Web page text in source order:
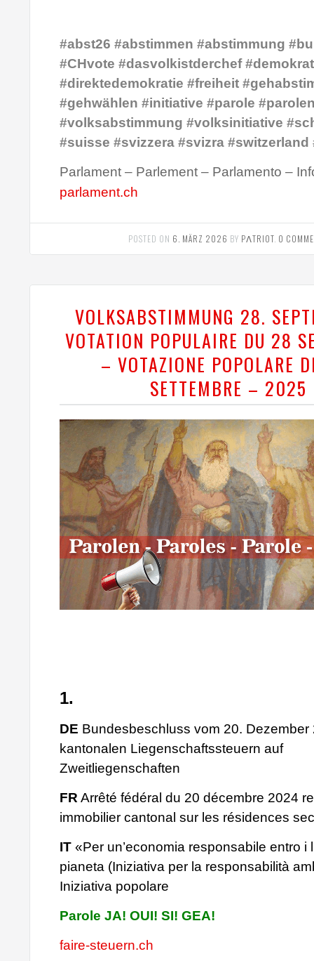
#abst26 #abstimmen #abstimmung
#CHvote #dasvolkistderchef
#direktedemokratie #freiheit
#gehwählen #initiative #parole
#volksabstimmung #volksinitiative
#suisse #svizzera #svizra #switzerland
Parlament – Parlement – Parlamento –
parlament.ch
POSTED ON 6. MÄRZ 2026 BY PΛTRIOT 0
VOLKSABSTIMMUNG 28.
VOTATION POPULAIRE DU 28
– VOTAZIONE POPOLARE
SETTEMBRE – 2025
1.
DE Bundesbeschluss vom 20. Dezember
kantonalen Liegenschaftssteuern auf
Zweitliegenschaften
FR Arrêté fédéral du 20 décembre 2024
immobilier cantonal sur les résidences
IT «Per un’economia responsabile entro i
pianeta (Iniziativa per la responsabilità
Iniziativa popolare
Parole JA! OUI! SI! GEA!
faire-steuern.ch